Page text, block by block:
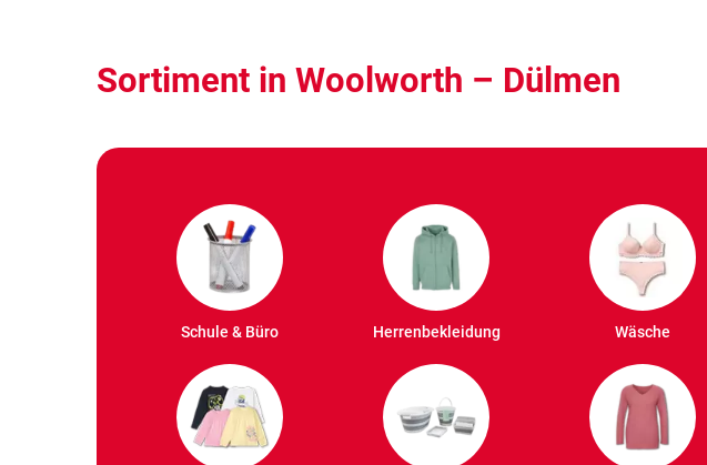
Sortiment in Woolworth – Dülmen
Schule & Büro Herrenbekleidung Wäsche